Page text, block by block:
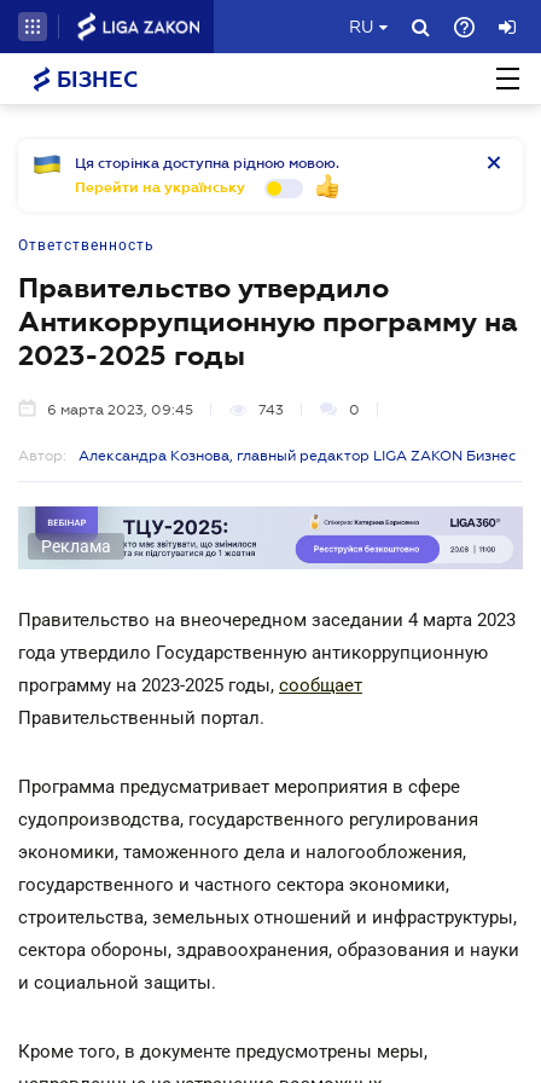
RU
БІЗНЕС
Ця сторінка доступна рідною мовою.
Перейти на українську
Ответственность
Правительство утвердило
Антикоррупционную программу на
2023-2025 годы
6 марта 2023, 09:45 743 0
Автор: Александра Кознова, главный редактор LIGA ZAKON Бизнес
Реклама
Правительство на внеочередном заседании 4 марта 2023
года утвердило Государственную антикоррупционную
программу на 2023-2025 годы, сообщает
Правительственный портал.
Программа предусматривает мероприятия в сфере
судопроизводства, государственного регулирования
экономики, таможенного дела и налогообложения,
государственного и частного сектора экономики,
строительства, земельных отношений и инфраструктуры,
сектора обороны, здравоохранения, образования и науки
и социальной защиты.
Кроме того, в документе предусмотрены меры,